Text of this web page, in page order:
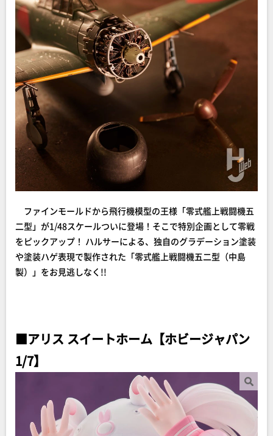
ファインモールドから飛行機模型の王様「零式艦上戦闘機五
二型」が1/48スケールついに登場！そこで特別企画として零戦
をピックアップ！ ハルサーによる、独自のグラデーション塗装
や塗装ハゲ表現で製作された「零式艦上戦闘機五二型（中島
製）」をお見逃しなく!!
■アリス スイートホーム【ホビージャパン
1/7】